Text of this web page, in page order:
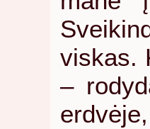
viskas.
–